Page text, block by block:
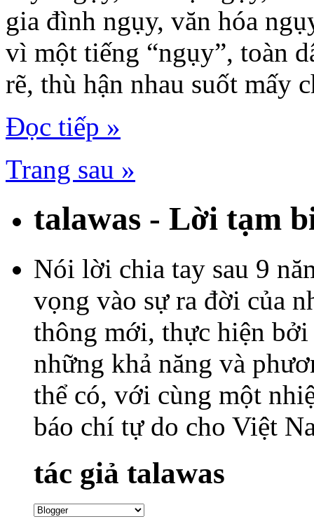
gia đình ngụy, văn hóa
vì một tiếng “ngụy”, toàn
rẽ, thù hận nhau suốt mấy
Đọc tiếp »
Trang sau »
talawas - Lời tạm
Nói lời chia tay sau 9
vọng vào sự ra đời của
thông mới, thực hiện
những khả năng và
thể có, với cùng một
báo chí tự do cho Việt
tác giả talawas